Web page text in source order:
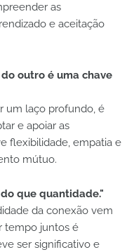
as
e aceitação
outro é uma chave
um laço profundo, é
e apoiar as
flexibilidade, empatia e
mútuo.
que quantidade."
da conexão vem
tempo juntos é
ser significativo e